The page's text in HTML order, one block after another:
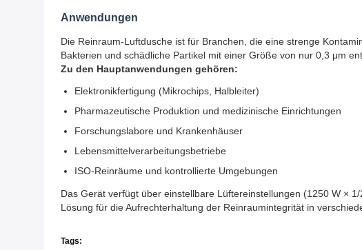
Anwendungen
Die Reinraum-Luftdusche ist für Branchen, die eine strenge
Bakterien und schädliche Partikel mit einer Größe von nur 0,3 μm
Zu den Hauptanwendungen gehören:
Elektronikfertigung (Mikrochips, Halbleiter)
Pharmazeutische Produktion und medizinische Einrichtungen
Forschungslabore und Krankenhäuser
Lebensmittelverarbeitungsbetriebe
ISO-Reinräume und kontrollierte Umgebungen
Das Gerät verfügt über einstellbare Lüftereinstellungen (1250 W ×
Lösung für die Aufrechterhaltung der Reinraumintegrität in
Tags: